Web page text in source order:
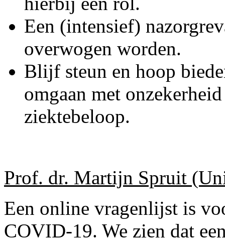
Een (intensief)
overwogen worden.
Blijf steun en hoop
omgaan met
ziektebeloop.
Prof. dr. Martijn Spruit
Een online vragenlijst is
COVID-19. We zien dat